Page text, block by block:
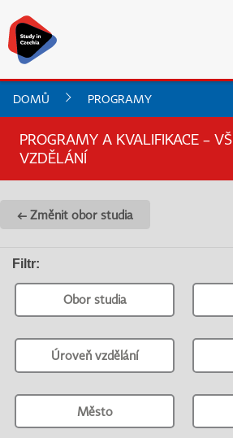
DOMŮ PROGRAMY
PROGRAMY A KVALIFIKACE –
VZDĚLÁNÍ
← Změnit obor studia
Filtr:
Obor studia
Úroveň vzdělání
Město